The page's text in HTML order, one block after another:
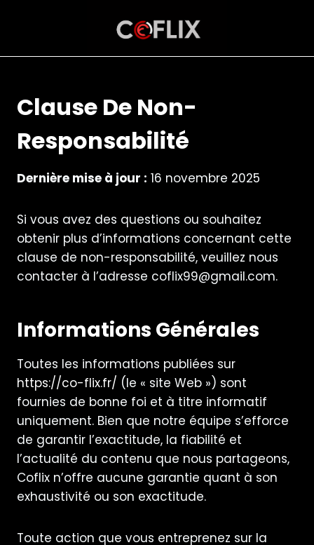
Clause De Non-
Responsabilité
Dernière mise à jour : 16 novembre 2025
Si vous avez des questions ou souhaitez
obtenir plus d’informations concernant cette
clause de non-responsabilité, veuillez nous
contacter à l’adresse coflix99@gmail.com.
Informations Générales
Toutes les informations publiées sur
https://co-flix.fr/ (le « site Web ») sont
fournies de bonne foi et à titre informatif
uniquement. Bien que notre équipe s’efforce
de garantir l’exactitude, la fiabilité et
l’actualité du contenu que nous partageons,
Coflix n’offre aucune garantie quant à son
exhaustivité ou son exactitude.
Toute action que vous entreprenez sur la